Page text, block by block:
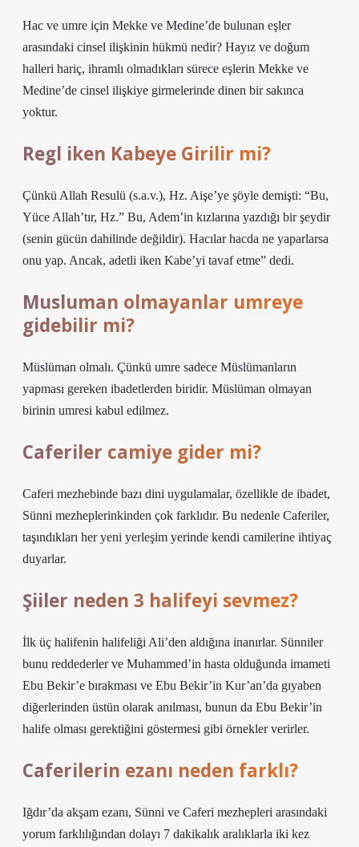
Hac ve umre için Mekke ve Medine’de bulunan eşler
arasındaki cinsel ilişkinin hükmü nedir? Hayız ve doğum
halleri hariç, ihramlı olmadıkları sürece eşlerin Mekke ve
Medine’de cinsel ilişkiye girmelerinde dinen bir sakınca
yoktur.
Regl iken Kabeye Girilir mi?
Çünkü Allah Resulü (s.a.v.), Hz. Aişe’ye şöyle demişti: “Bu,
Yüce Allah’tır, Hz.” Bu, Adem’in kızlarına yazdığı bir şeydir
(senin gücün dahilinde değildir). Hacılar hacda ne yaparlarsa
onu yap. Ancak, adetli iken Kabe’yi tavaf etme” dedi.
Musluman olmayanlar umreye
gidebilir mi?
Müslüman olmalı. Çünkü umre sadece Müslümanların
yapması gereken ibadetlerden biridir. Müslüman olmayan
birinin umresi kabul edilmez.
Caferiler camiye gider mi?
Caferi mezhebinde bazı dini uygulamalar, özellikle de ibadet,
Sünni mezheplerinkinden çok farklıdır. Bu nedenle Caferiler,
taşındıkları her yeni yerleşim yerinde kendi camilerine ihtiyaç
duyarlar.
Şiiler neden 3 halifeyi sevmez?
İlk üç halifenin halifeliği Ali’den aldığına inanırlar. Sünniler
bunu reddederler ve Muhammed’in hasta olduğunda imameti
Ebu Bekir’e bırakması ve Ebu Bekir’in Kur’an’da gıyaben
diğerlerinden üstün olarak anılması, bunun da Ebu Bekir’in
halife olması gerektiğini göstermesi gibi örnekler verirler.
Caferilerin ezanı neden farklı?
Iğdır’da akşam ezanı, Sünni ve Caferi mezhepleri arasındaki
yorum farklılığından dolayı 7 dakikalık aralıklarla iki kez